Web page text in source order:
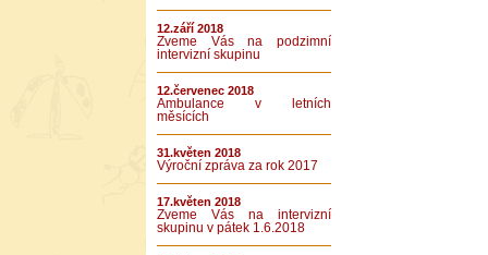
12.září 2018
Zveme Vás na podzimní
intervizní skupinu
12.červenec 2018
Ambulance v letních
měsících
31.květen 2018
Výroční zpráva za rok 2017
17.květen 2018
Zveme Vás na intervizní
skupinu v pátek 1.6.2018